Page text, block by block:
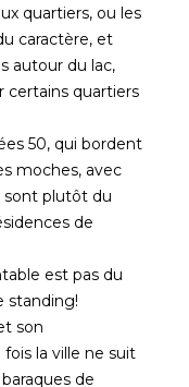
quartiers, ou les
caractère, et
autour du lac,
certains quartiers
50, qui bordent
moches, avec
sont plutôt du
de
est pas du
standing!
son
la ville ne suit
baraques de